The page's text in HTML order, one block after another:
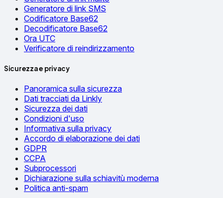
Generatore di link SMS
Codificatore Base62
Decodificatore Base62
Ora UTC
Verificatore di reindirizzamento
Sicurezza e privacy
Panoramica sulla sicurezza
Dati tracciati da Linkly
Sicurezza dei dati
Condizioni d'uso
Informativa sulla privacy
Accordo di elaborazione dei dati
GDPR
CCPA
Subprocessori
Dichiarazione sulla schiavitù moderna
Politica anti-spam